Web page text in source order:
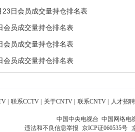
日会员成交量持仓排名表
会员成交量持仓排名表
会员成交量持仓排名表
会员成交量持仓排名表
| 联系CCTV | 关于CNTV | 联系CNTV | 人才招聘
中国中央电视台 中国网络电
违法和不良信息举报 京ICP证060535号